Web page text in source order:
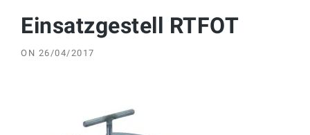
Einsatzgestell RTFOT
ON 26/04/2017